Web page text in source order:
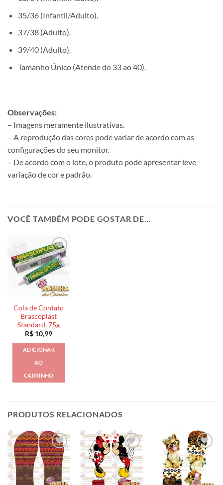
35/36 (Infantil/Adulto).
37/38 (Adulto).
39/40 (Adulto).
Tamanho Único (Atende do 33 ao 40).
Observações:
– Imagens meramente ilustrativas.
– A reprodução das cores pode variar de acordo com as
configurações do seu monitor.
– De acordo com o lote, o produto pode apresentar leve
variação de cor e padrão.
VOCÊ TAMBÉM PODE GOSTAR DE…
Cola de Contato
Brascoplast
Standard, 75g
R$ 10,99
ADICIONAR
AO
CARRINHO
PRODUTOS RELACIONADOS